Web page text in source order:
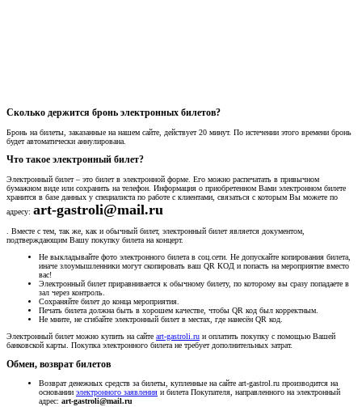
Сколько держится бронь электронных билетов?
Бронь на билеты, заказанные на нашем сайте, действует 20 минут. По истечении этого времени бронь
будет автоматически аннулирована.
Что такое электронный билет?
Электронный билет – это билет в электронной форме. Его можно распечатать в привычном
бумажном виде или сохранить на телефон. Информация о приобретенном Вами электронном билете
хранится в базе данных у специалиста по работе с клиентами, связаться с которым Вы можете по
адресу: art-gastroli@mail.ru
. Вместе с тем, так же, как и обычный билет, электронный билет является документом,
подтверждающим Вашу покупку билета на концерт.
Не выкладывайте фото электронного билета в соц.сети. Не допускайте копирования билета,
иначе злоумышленники могут скопировать ваш QR КОД и попасть на мероприятие вместо
вас!
Электронный билет приравнивается к обычному билету, по которому вы сразу попадаете в
зал через контроль.
Сохраняйте билет до конца мероприятия.
Печать билета должна быть в хорошем качестве, чтобы QR код был корректным.
Не мните, не сгибайте электронный билет в местах, где нанесён QR код.
Электронный билет можно купить на сайте art-gastroli.ru и оплатить покупку с помощью Вашей
банковской карты. Покупка электронного билета не требует дополнительных затрат.
Обмен, возврат билетов
Возврат денежных средств за билеты, купленные на сайте art-gastrol.ru производится на
основании электронного заявления и билета Покупателя, направленного на электронный
адрес: art-gastroli@mail.ru